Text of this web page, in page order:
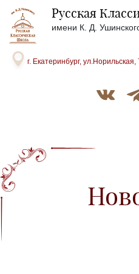
Русская
имени К. Д.
г. Екатеринбург, ул.Норильская,